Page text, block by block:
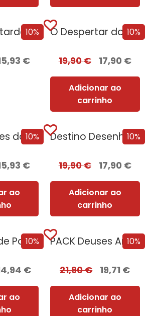
10%
Reinos Bastardos [Edição Autografada]
€
10%
O Despertar do Caos
19,90€ 17,90 €
Adicionar ao
carrinho
10%
As Cicatrizes do Tempo
€
ao
10%
Destino Desenhado a Sangue
19,90€ 17,90 €
Adicionar ao
carrinho
10%
O Relógio de Parede
€
ao
10%
PACK Deuses Americanos
21,90€ 19,71 €
Adicionar ao
carrinho